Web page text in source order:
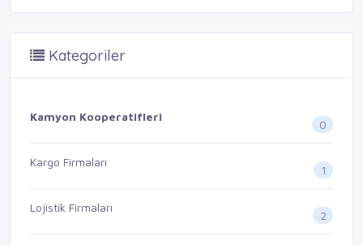
Kategoriler
Kamyon Kooperatifleri
0
Kargo Firmaları
1
Lojistik Firmaları
2